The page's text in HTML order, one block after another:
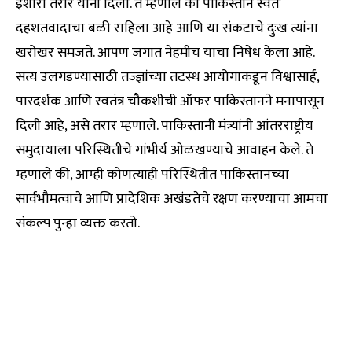
दहशतवादाचा बळी राहिला आहे आणि या संकटाचे दुःख त्यांना
खरोखर समजते. आपण जगात नेहमीच याचा निषेध केला आहे.
सत्य उलगडण्यासाठी तज्ज्ञांच्या तटस्थ आयोगाकडून विश्वासार्ह,
पारदर्शक आणि स्वतंत्र चौकशीची ऑफर पाकिस्तानने मनापासून
दिली आहे, असे तरार म्हणाले. पाकिस्तानी मंत्र्यांनी आंतरराष्ट्रीय
समुदायाला परिस्थितीचे गांभीर्य ओळखण्याचे आवाहन केले. ते
म्हणाले की, आम्ही कोणत्याही परिस्थितीत पाकिस्तानच्या
सार्वभौमत्वाचे आणि प्रादेशिक अखंडतेचे रक्षण करण्याचा आमचा
संकल्प पुन्हा व्यक्त करतो.